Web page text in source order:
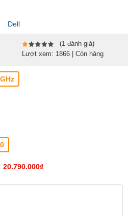
Dell
(1 đánh giá)
Lượt xem: 1866 | Còn hàng
20.790.000₫